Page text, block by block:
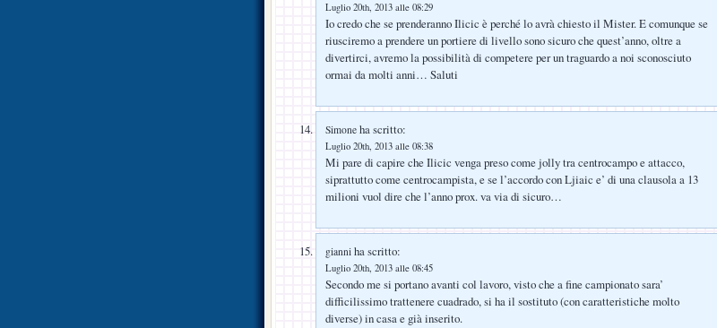
Luglio 20th, 2013 alle 08:29
Io credo che se prenderanno Ilicic è perché lo avrà chiesto il Mister. E comunque se
riusciremo a prendere un portiere di livello sono sicuro che quest’anno, oltre a
divertirci, avremo la possibilità di competere per un traguardo a noi sconosciuto
ormai da molti anni… Saluti
Simone ha scritto:
Luglio 20th, 2013 alle 08:38
Mi pare di capire che Ilicic venga preso come jolly tra centrocampo e attacco,
siprattutto come centrocampista, e se l’accordo con Ljiaic e’ di una clausola a 13
milioni vuol dire che l’anno prox. va via di sicuro…
gianni ha scritto:
Luglio 20th, 2013 alle 08:45
Secondo me si portano avanti col lavoro, visto che a fine campionato sara’
difficilissimo trattenere cuadrado, si ha il sostituto (con caratteristiche molto
diverse) in casa e già inserito.